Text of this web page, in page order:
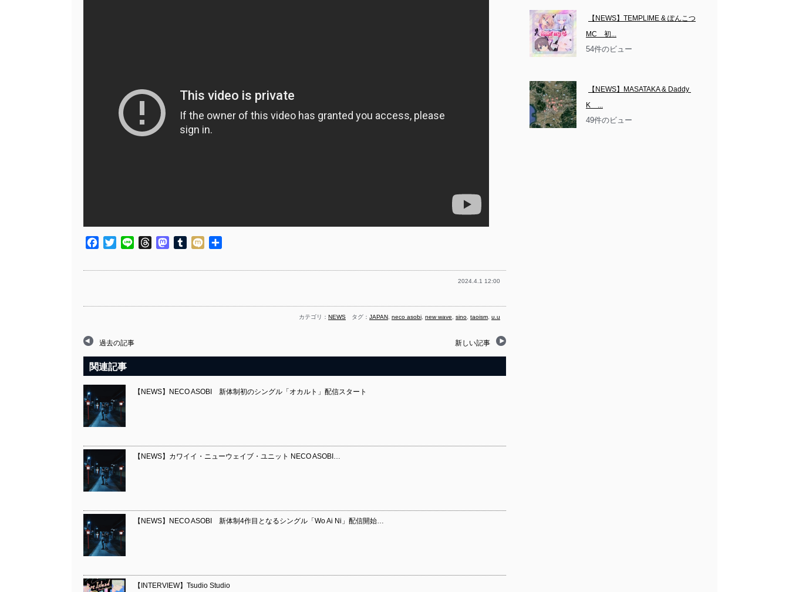
Facebook
TwitterLine ThreadsMastodon
TumblrMixi
2024.4.1 12:00
カテゴリ： NEWS タグ： JAPAN neco asobi new wave sino taoism u.u
過去の記事 新しい記事
関連記事
【NEWS】NECO ASOBI 新体制初のシングル「オカルト」配信スタート
【NEWS】カワイイ・ニューウェイブ・ユニット NECO ASOBI…
【NEWS】NECO ASOBI 新体制4作目となるシングル「Wo Ai Ni」配信開始…
【INTERVIEW】Tsudio Studio
【NEWS】TEMPLIME & ぽんこつ
MC　初...
54件のビュー
【NEWS】MASATAKA & Daddy
K　...
49件のビュー